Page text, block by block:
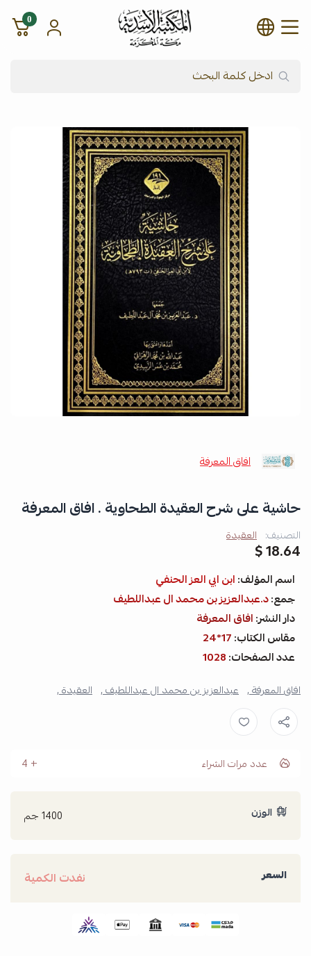
شركة المكتبة الأسدية للنشر
0
افاق المعرفة
حاشية على شرح العقيدة الطحاوية . افاق المعرفة
التصنيف: العقيدة
18.64 $
اسم المؤلف:ابن ابي العز الحنفي
جمع:د.عبدالعزيز بن محمد ال عبداللطيف
دار النشر:افاق المعرفة
مقاس الكتاب:
عدد الصفحات:1028
افاق المعرفة , عبدالعزيز بن محمد ال عبداللطيف , العقيدة ,
عدد مرات الشراء 4
الوزن 1400 جم
السعر نفدت الكمية